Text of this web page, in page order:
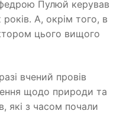
Пулюй керував
А, окрім того, в
цього вищого
вчений провів
щодо природи та
які з часом почали